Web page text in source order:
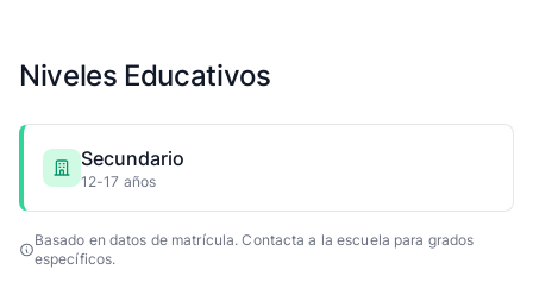
Niveles Educativos
Secundario
12-17 años
Basado en datos de matrícula. Contacta a la escuela para grados
específicos.